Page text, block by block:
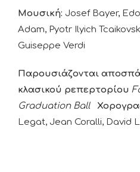
Μουσική: Josef Bayer,
Adam, Pyotr Ilyich
Guiseppe Verdi
Παρουσιάζονται
κλασικού ρεπερτορίου
Graduation Ball
Legat, Jean Coralli, David